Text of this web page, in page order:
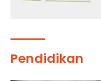
Pendidikan